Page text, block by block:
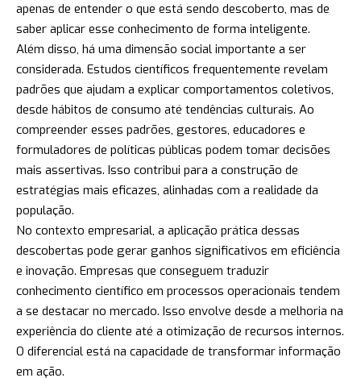
apenas de entender o que está sendo descoberto, mas de
saber aplicar esse conhecimento de forma inteligente.
Além disso, há uma dimensão social importante a ser
considerada. Estudos científicos frequentemente revelam
padrões que ajudam a explicar comportamentos coletivos,
desde hábitos de consumo até tendências culturais. Ao
compreender esses padrões, gestores, educadores e
formuladores de políticas públicas podem tomar decisões
mais assertivas. Isso contribui para a construção de
estratégias mais eficazes, alinhadas com a realidade da
população.
No contexto empresarial, a aplicação prática dessas
descobertas pode gerar ganhos significativos em eficiência
e inovação. Empresas que conseguem traduzir
conhecimento científico em processos operacionais tendem
a se destacar no mercado. Isso envolve desde a melhoria na
experiência do cliente até a otimização de recursos internos.
O diferencial está na capacidade de transformar informação
em ação.